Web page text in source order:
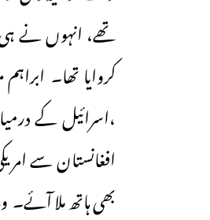
تھے، انہوں نے
کروایا تھا۔
،اسرائیل کے
افغانستان سے
بھی ہاتھ ملا